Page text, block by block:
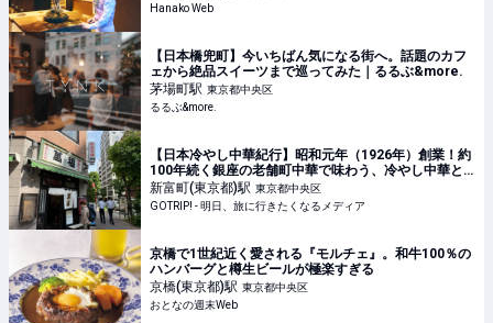
Hanako Web
【日本橋兜町】今いちばん気になる街へ。話題のカフ
ェから絶品スイーツまで巡ってみた｜るるぶ&more.
茅場町駅 東京都中央区
るるぶ&more.
【日本冷やし中華紀行】昭和元年（1926年）創業！約
100年続く銀座の老舗町中華で味わう、冷やし中華と
は？ / 東京都中央区銀座・歌舞伎座裏の「萬福」 -
GOTRIP!
新富町(東京都)駅 東京都中央区
GOTRIP! - 明日、旅に行きたくなるメディア
京橋で1世紀近く愛される『モルチェ』。和牛100％の
ハンバーグと樽生ビールが極楽すぎる
京橋(東京都)駅 東京都中央区
おとなの週末Web